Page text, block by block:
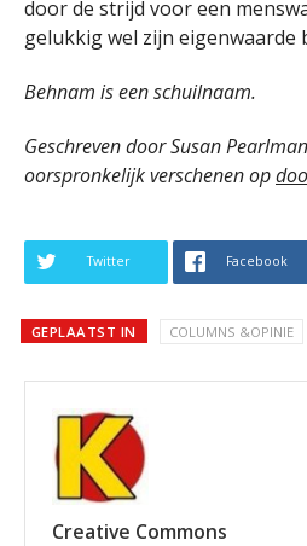
door de strijd voor een
gelukkig wel zijn eigenwaarde
Behnam is een schuilnaam.
Geschreven door Susan
oorspronkelijk verschenen op
Twitter Facebook
GEPLAATST IN COLUMNS &OPINIE
Creative Commons